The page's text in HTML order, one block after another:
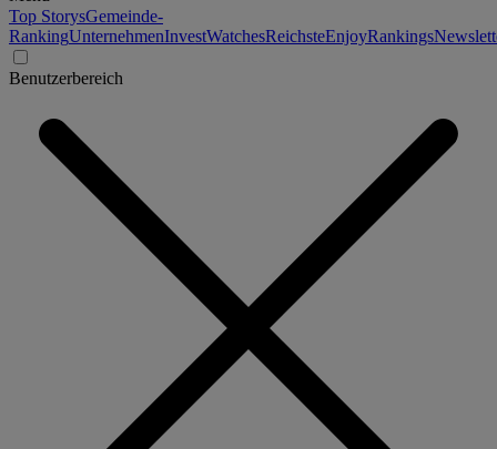
Top StorysGemeinde-
RankingUnternehmenInvestWatchesReichsteEnjoyRankings
Benutzerbereich